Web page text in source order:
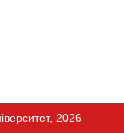
2026